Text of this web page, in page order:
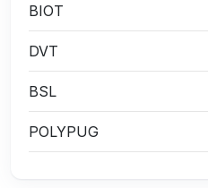
BIOT
DVT
BSL
POLYPUG